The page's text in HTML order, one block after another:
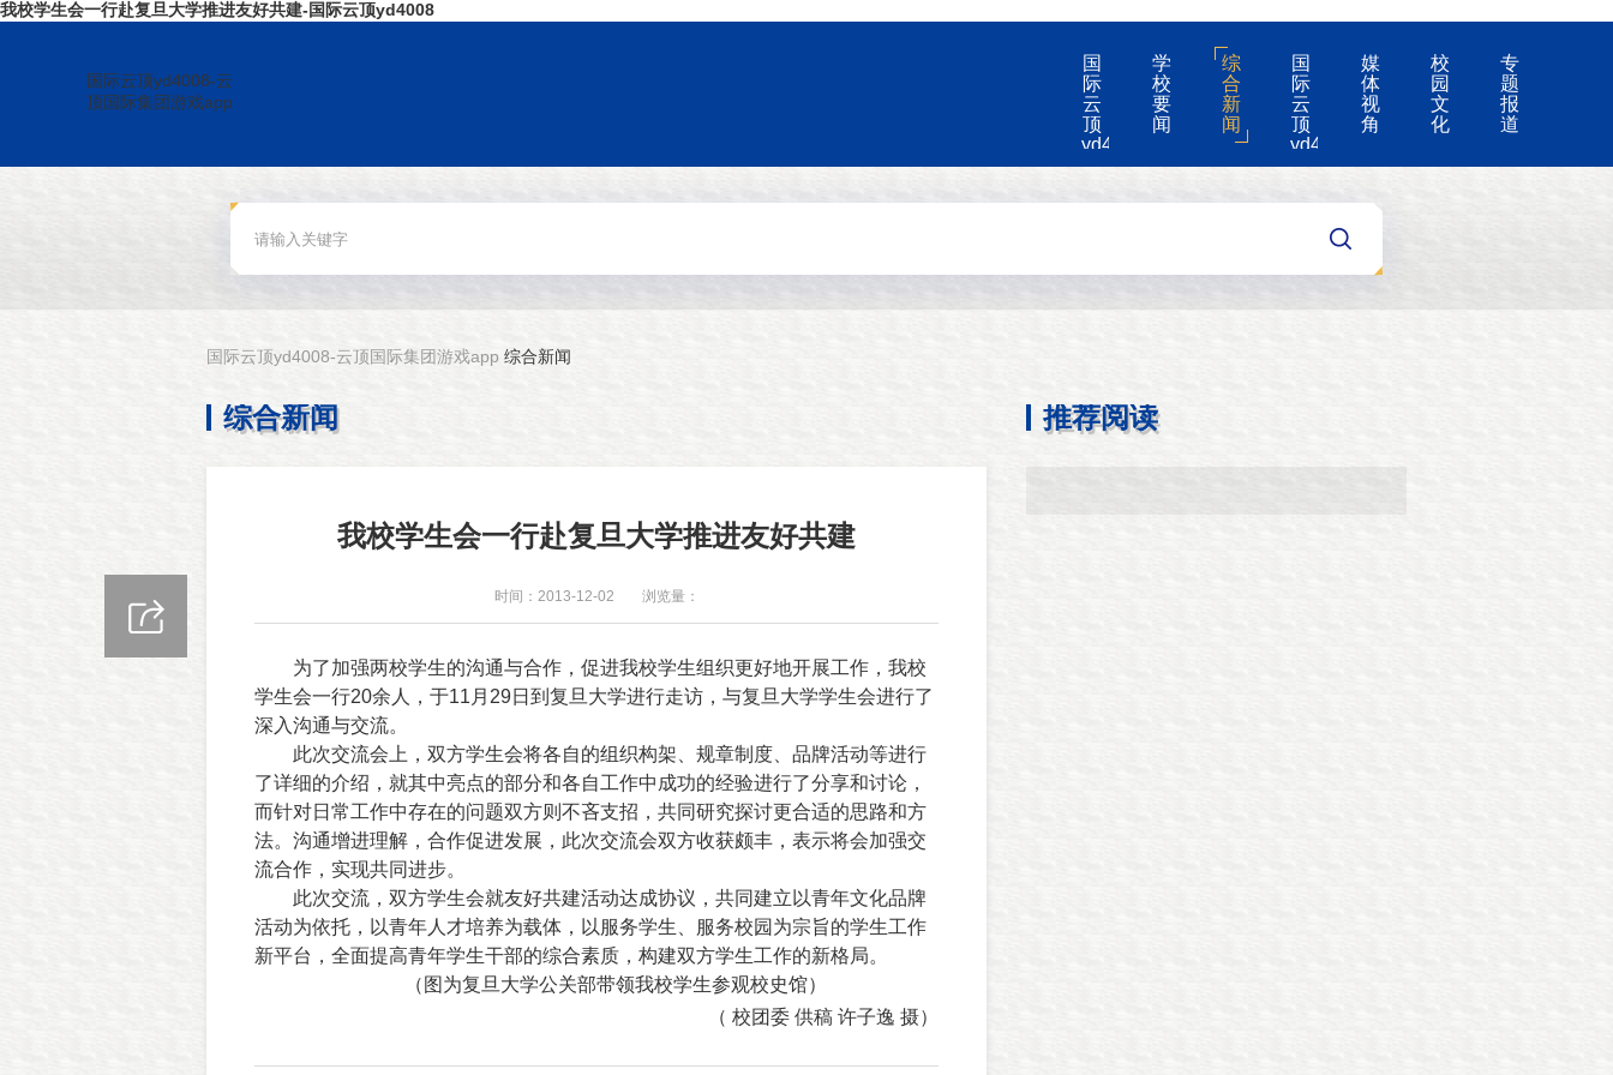
我校学生会一行赴复旦大学推进友好共建-国际云顶yd4008
国际云顶yd4008-云
顶国际集团游戏app
国
际
云
顶
yd4008-
云
国
戏
学
校
要
闻
综
合
新
闻
国
际
云
顶
yd4008
的
告
媒
体
视
角
校
园
文
化
专
题
报
道
国际云顶yd4008-云顶国际集团游戏app 综合新闻
综合新闻
我校学生会一行赴复旦大学推进友好共建
时间：2013-12-02 浏览量：
为了加强两校学生的沟通与合作，促进我校学生组织更好地开展工作，我校
学生会一行20余人，于11 月 29日到复旦大学进行走访，与复旦大学学生会进行了
深入沟通与交流。
此次交流会上，双方学生会将各自的组织构架、规章制度、品牌活动等进行
了详细的介绍，就其中亮点的部分和各自工作中成功的经验进行了分享和讨论，
而针对日常工作中存在的问题双方则不吝支招，共同研究探讨更合适的思路和方
法。沟通增进理解，合作促进发展，此次交流会双方收获颇丰，表示将会加强交
流合作，实现共同进步。
此次交流，双方学生会就友好共建活动达成协议，共同建立以青年文化品牌
活动为依托，以青年人才培养为载体，以服务学生、服务校园为宗旨的学生工作
新平台，全面提高青年学生干部的综合素质，构建双方学生工作的新格局。
（图为复旦大学公关部带领我校学生参观校史馆）
（ 校团委 供稿 许子逸 摄）
推荐阅读